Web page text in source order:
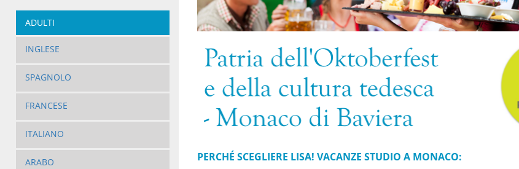
ADULTI
INGLESE
SPAGNOLO
FRANCESE
ITALIANO
ARABO PERCHÉ SCEGLIERE LISA! VACANZE STUDIO A MONACO: